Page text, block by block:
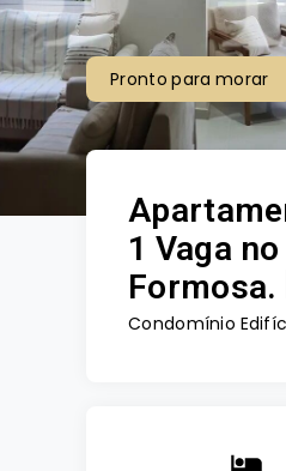
Pronto para morar
1 Vaga
Formosa.
Condomínio